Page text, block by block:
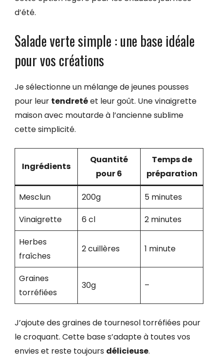
d’été.
Salade verte simple : une base idéale
pour vos créations
Je sélectionne un mélange de jeunes pousses
pour leur tendretéet leur goût. Une vinaigrette
maison avec moutarde à l’ancienne sublime
cette simplicité.
Ingrédients
Quantité
pour 6
Temps de
préparation
Mesclun 200g
5 minutes
Vinaigrette
6 cl
2 minutes
Herbes
fraîches
2 cuillères 1 minute
Graines
torréfiées
30g –
J’ajoute des graines de tournesol torréfiées pour
le croquant. Cette base s’adapte à toutes vos
envies et reste toujours délicieuse.